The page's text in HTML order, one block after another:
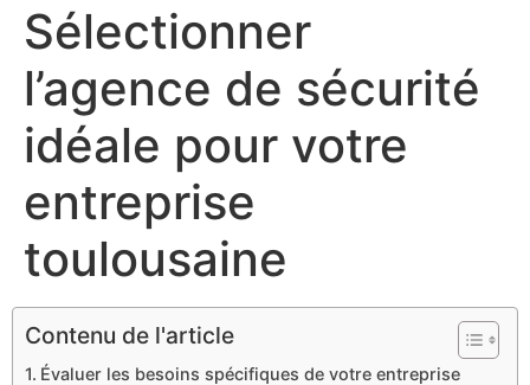
Sélectionner
l’agence de sécurité
idéale pour votre
entreprise
toulousaine
Contenu de l'article
Évaluer les besoins spécifiques de votre entreprise